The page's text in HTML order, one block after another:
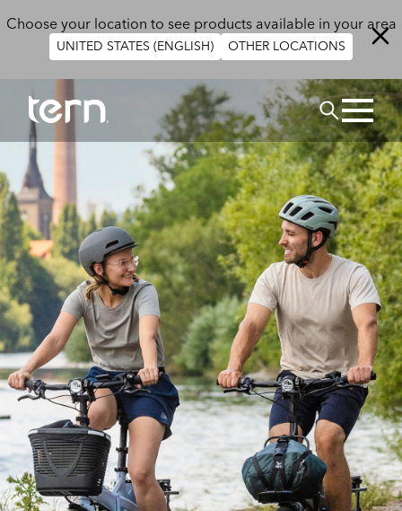
Choose your location to see products available in your area
UNITED STATES (ENGLISH) OTHER LOCATIONS
搜尋